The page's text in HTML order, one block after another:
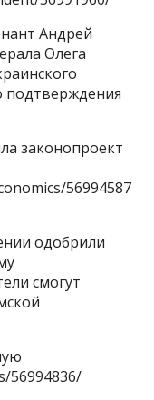
Андрей
Олега
подтверждения
законопроект
56994587
одобрили
смогут
56994836/